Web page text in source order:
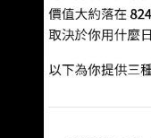
分、5